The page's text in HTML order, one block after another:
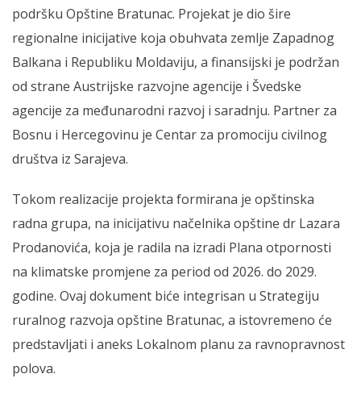
podršku Opštine Bratunac. Projekat je dio šire
regionalne inicijative koja obuhvata zemlje Zapadnog
Balkana i Republiku Moldaviju, a finansijski je podržan
od strane Austrijske razvojne agencije i Švedske
agencije za međunarodni razvoj i saradnju. Partner za
Bosnu i Hercegovinu je Centar za promociju civilnog
društva iz Sarajeva.
Tokom realizacije projekta formirana je opštinska
radna grupa, na inicijativu načelnika opštine dr Lazara
Prodanovića, koja je radila na izradi Plana otpornosti
na klimatske promjene za period od 2026. do 2029.
godine. Ovaj dokument biće integrisan u Strategiju
ruralnog razvoja opštine Bratunac, a istovremeno će
predstavljati i aneks Lokalnom planu za ravnopravnost
polova.